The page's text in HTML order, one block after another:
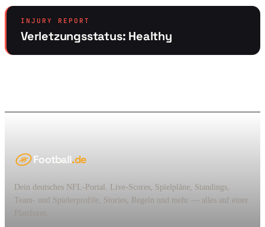
INJURY REPORT
Verletzungsstatus: Healthy
Football.de
Dein deutsches NFL-Portal. Live-Scores, Spielpläne, Standings,
Team- und Spielerprofile, Stories, Regeln und mehr — alles auf einer
Plattform.